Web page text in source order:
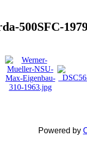
500SFC-
Powered by